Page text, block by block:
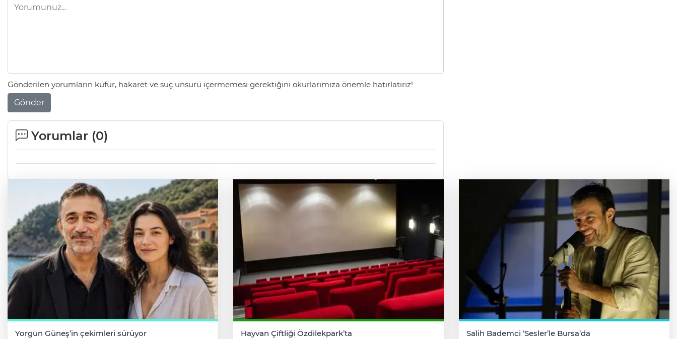
Gönderilen yorumların küfür, hakaret ve suç unsuru içermemesi gerektiğini okurlarımıza önemle hatırlatırız!
Gönder
Yorumlar (0)
Yorgun Güneş’in çekimleri sürüyor Hayvan Çiftliği Özdilekpark’ta Salih Bademci ‘Sesler’le Bursa’da